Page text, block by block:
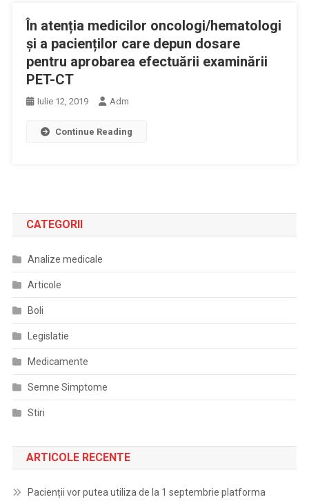
În atenția medicilor oncologi/hematologi
și a pacienților care depun dosare
pentru aprobarea efectuării examinării
PET-CT
Iulie 12, 2019 Adm
Continue Reading
CATEGORII
Analize medicale
Articole
Boli
Legislatie
Medicamente
Semne Simptome
Stiri
ARTICOLE RECENTE
Pacienții vor putea utiliza de la 1 septembrie platforma